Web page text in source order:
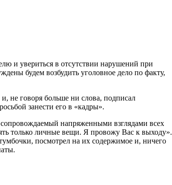
и увериться в отсутствии нарушений при
будем возбудить уголовное дело по факту,
не говоря больше ни слова, подписал
занести его в «кадры».
напряженными взглядами всех
только личные вещи. Я провожу Вас к выходу».
посмотрел на их содержимое и, ничего